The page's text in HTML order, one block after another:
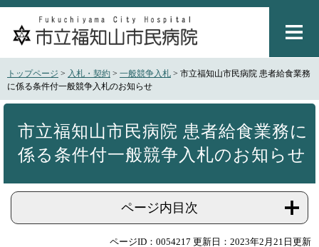
ペ
頭
で
メ
飛
ば
トップページ > 入札・契約 > 一般競争入札 > 市立福知山市民病院 患者給食業務
に係る条件付一般競争入札のお知らせ
市立福知山市民病院 患者給食業務に
係る条件付一般競争入札のお知らせ
ページ内目次
ページID：0054217 更新日：2023年2月21日更新